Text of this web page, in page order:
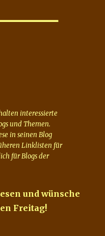
interessierte
und Themen.
in seinen Blog
Linklisten für
für Blogs der
und wünsche
Freitag!